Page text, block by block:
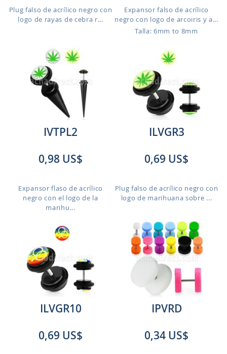
Plug falso de acrílico negro con
logo de rayas de cebra r...
Expansor falso de acrílico
negro con logo de arcoiris y a...
Talla: 6mm to 8mm
IVTPL2
0,98 US$
Expansor flaso de acrílico
negro con el logo de la
marihu...
ILVGR3
0,69 US$
Plug falso de acrílico negro con
logo de marihuana sobre ...
ILVGR10
0,69 US$
IPVRD
0,34 US$